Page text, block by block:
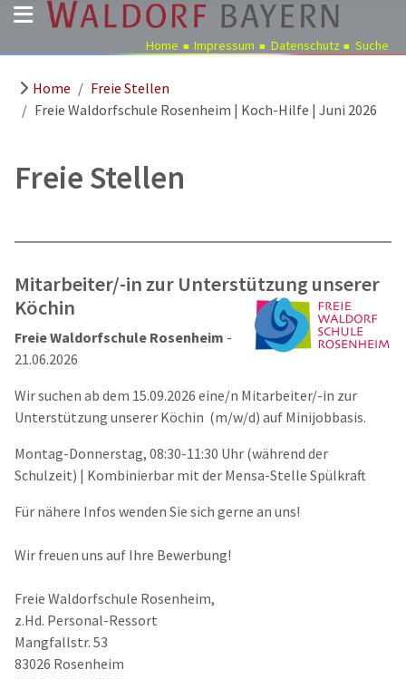
Pädagogik
Kindergärten
Ausbildung
Stellen
Aktuelles
Termine
Home Impressum Datenschutz Suche
Home
Freie Stellen
Freie Waldorfschule Rosenheim | Koch-Hilfe | Juni 2026
Freie Stellen
Mitarbeiter/-in zur Unterstützung unserer
Köchin
Freie Waldorfschule Rosenheim -
21.06.2026
Wir suchen ab dem 15.09.2026 eine/n Mitarbeiter/-in zur
Unterstützung unserer Köchin (m/w/d) auf Minijobbasis.
Montag-Donnerstag, 08:30-11:30 Uhr (während der
Schulzeit) | Kombinierbar mit der Mensa-Stelle Spülkraft
Für nähere Infos wenden Sie sich gerne an uns!
Wir freuen uns auf Ihre Bewerbung!
Freie Waldorfschule Rosenheim,
z.Hd. Personal-Ressort
Mangfallstr. 53
83026 Rosenheim